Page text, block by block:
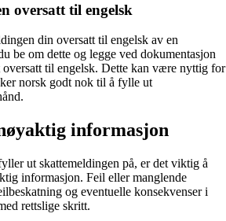
oversatt til engelsk
din oversatt til engelsk av en
be om dette og legge ved dokumentasjon
til engelsk. Dette kan være nyttig for
norsk godt nok til å fylle ut
informasjon
ut skattemeldingen på, er det viktig å
informasjon. Feil eller manglende
og eventuelle konsekvenser i
rettslige skritt.